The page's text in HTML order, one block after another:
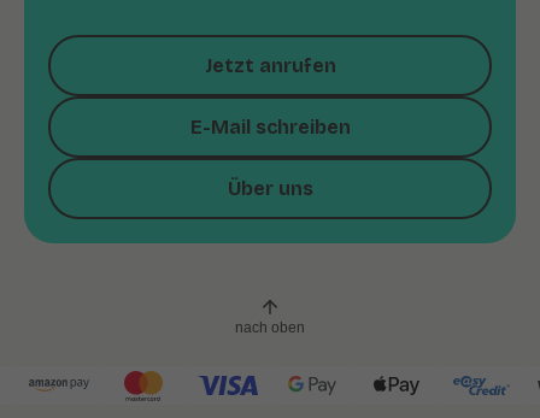
Jetzt anrufen
E-Mail schreiben
Über uns
nach oben